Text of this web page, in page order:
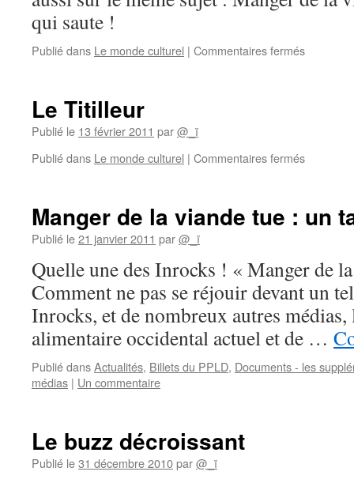
qui saute !
Publié dans Le monde culturel | Commentaires ferméssur
Denis
Le Titilleur
Publié le 13 février 2011 par@_ï
Publié dans Le monde culturel | Commentaires ferméssur
Manger de la viande tue : un
Publié le21 janvier 2011 par@_ï
Quelle une des Inrocks ! « Manger de
Comment ne pas se réjouir devant un
Inrocks, et de nombreux autres
alimentaire occidental actuel et de …
Publié dansActualités, Billets du PPLD, Documents - les
médias | Un commentaire
Le buzz décroissant
Publié le31 décembre 2010par@_ï